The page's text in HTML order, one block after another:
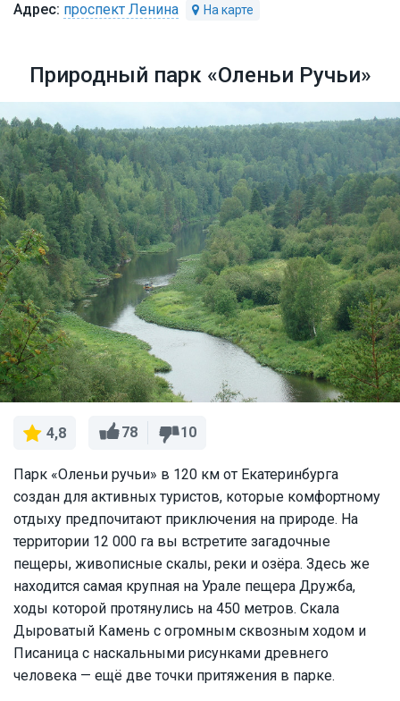
проспект Ленина
Природный парк «Оленьи Ручьи»
4,8 78 10
Парк «Оленьи ручьи» в 120 км от Екатеринбурга
создан для активных туристов, которые комфортному
отдыху предпочитают приключения на природе. На
территории 12 000 га вы встретите загадочные
пещеры, живописные скалы, реки и озёра. Здесь же
находится самая крупная на Урале пещера Дружба,
ходы которой протянулись на 450 метров. Скала
Дыроватый Камень с огромным сквозным ходом и
Писаница с наскальными рисунками древнего
человека — ещё две точки притяжения в парке.